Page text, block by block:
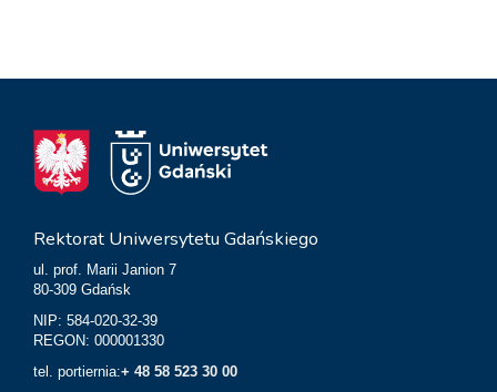
Rektorat Uniwersytetu Gdańskiego
ul. prof. Marii Janion 7
80-309 Gdańsk
NIP: 584-020-32-39
REGON: 000001330
tel. portiernia:+ 48 58 523 30 00